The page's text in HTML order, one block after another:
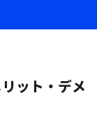
ット・デメ